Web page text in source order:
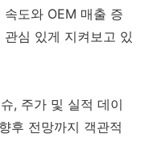
도와 OEM 매출 증
심 있게 지켜보고 있
, 주가 및 실적 데이
후 전망까지 객관적